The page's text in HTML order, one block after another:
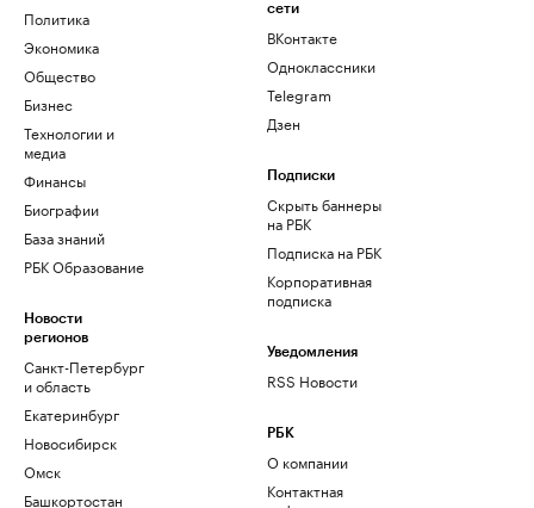
Политика
Экономика
Общество
Бизнес
Технологии и
медиа
Финансы
Биографии
База знаний
РБК Образование
Новости
регионов
Санкт-Петербург
и область
Екатеринбург
Новосибирск
Омск
Башкортостан
сети
ВКонтакте
Одноклассники
Telegram
Дзен
Подписки
Скрыть баннеры
на РБК
Подписка на РБК
Корпоративная
подписка
Уведомления
RSS Новости
РБК
О компании
Контактная